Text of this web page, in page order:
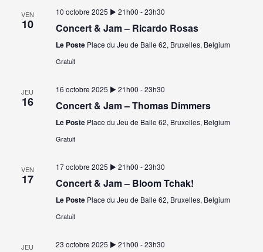
VEN
10
10 octobre 2025 ▶︎ 21h00 -23h30
Concert & Jam – Ricardo Rosas
Le Poste Place du Jeu de Balle 62, Bruxelles, Belgium
Gratuit
JEU
16
16 octobre 2025 ▶︎ 21h00 -23h30
Concert & Jam – Thomas Dimmers
Le Poste Place du Jeu de Balle 62, Bruxelles, Belgium
Gratuit
VEN
17
17 octobre 2025 ▶︎ 21h00 -23h30
Concert & Jam – Bloom Tchak!
Le Poste Place du Jeu de Balle 62, Bruxelles, Belgium
Gratuit
JEU 23 octobre 2025 ▶︎ 21h00 -23h30